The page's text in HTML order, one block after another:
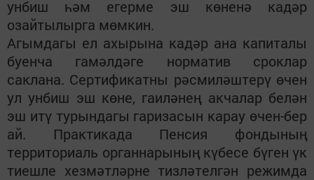
унбиш һәм егерме эш көненә кадәр
озайтылырга мөмкин.
Агымдагы ел ахырына кадәр ана капиталы
буенча гамәлдәге норматив сроклар
саклана. Сертификатны рәсмиләштерү өчен
ул унбиш эш көне, гаиләнең акчалар белән
эш итү турындагы гаризасын карау өчен-бер
ай. Практикада Пенсия фондының
территориаль органнарының күбесе бүген үк
тиешле хезмәтләрне тизләтелгән режимда